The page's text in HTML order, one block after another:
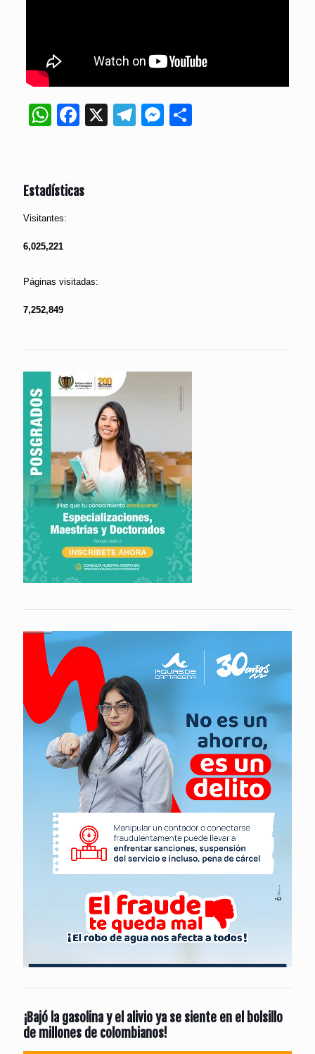
WhatsApp
Facebook
X Telegram
Messenger
Estadísticas
Visitantes:
6,025,221
Páginas visitadas:
7,252,849
¡Bajó la gasolina y el alivio ya se siente en el bolsillo
de millones de colombianos!